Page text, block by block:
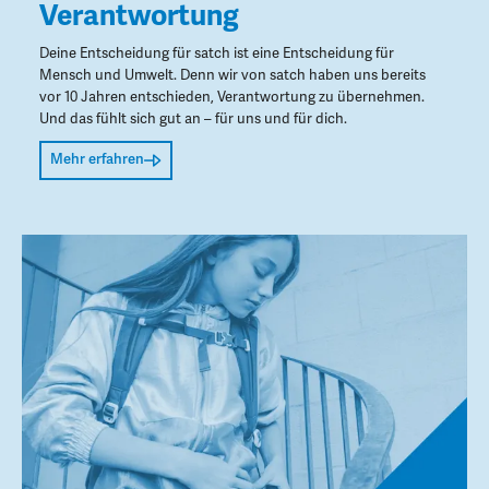
Verantwortung
Deine Entscheidung für satch ist eine Entscheidung für
Mensch und Umwelt. Denn wir von satch haben uns bereits
vor 10 Jahren entschieden, Verantwortung zu übernehmen.
Und das fühlt sich gut an – für uns und für dich.
Mehr erfahren